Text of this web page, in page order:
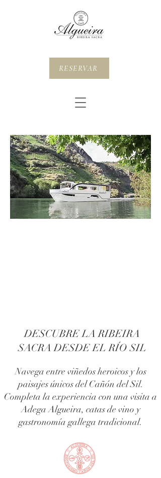
RESERVAR
DESCUBRE LA RIBEIRA
SACRA DESDE EL RÍO SIL
Navega entre viñedos heroicos y los
paisajes únicos del Cañón del Sil.
Completa la experiencia con una visita a
Adega Algueira, catas de vino y
gastronomía gallega tradicional.